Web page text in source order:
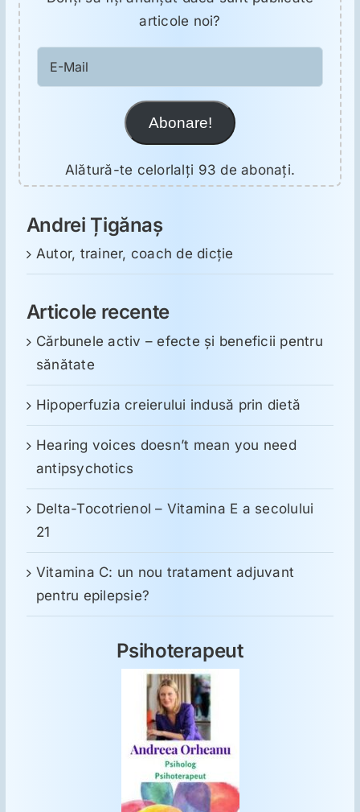
articole noi?
Mail
Abonare!
Alătură-te celorlalți 93 de abonați.
Andrei Țigănaș
Autor, trainer, coach de dicție
Articole recente
Cărbunele activ – efecte și beneficii pentru
sănătate
Hipoperfuzia creierului indusă prin dietă
Hearing voices doesn’t mean you need
antipsychotics
Delta-Tocotrienol – Vitamina E a secolului
21
Vitamina C: un nou tratament adjuvant
pentru epilepsie?
Psihoterapeut